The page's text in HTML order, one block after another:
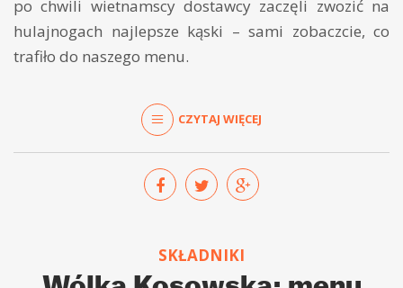
po chwili wietnamscy dostawcy zaczęli zwozić na
hulajnogach najlepsze kąski – sami zobaczcie, co
trafiło do naszego menu.
CZYTAJ WIĘCEJ
SKŁADNIKI